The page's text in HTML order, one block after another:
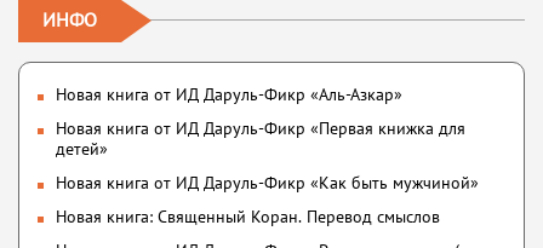
ИНФО
Новая книга от ИД Даруль-Фикр «Аль-Азкар»
Новая книга от ИД Даруль-Фикр «Первая книжка для
детей»
Новая книга от ИД Даруль-Фикр «Как быть мужчиной»
Новая книга: Священный Коран. Перевод смыслов